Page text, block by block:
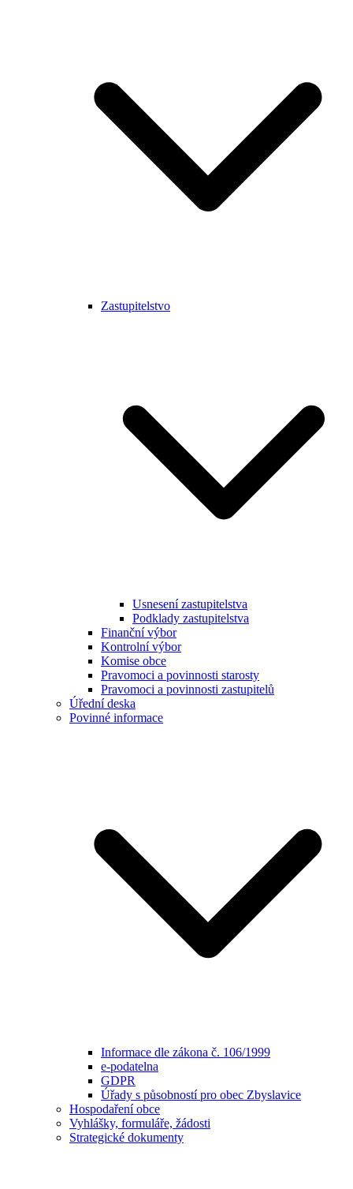
Zastupitelstvo
Usnesení zastupitelstva
Podklady zastupitelstva
Finanční výbor
Kontrolní výbor
Komise obce
Pravomoci a povinnosti starosty
Pravomoci a povinnosti zastupitelů
Úřední deska
Povinné informace
Informace dle zákona č. 106/1999
e-podatelna
GDPR
Úřady s působností pro obec Zbyslavice
Hospodaření obce
Vyhlášky, formuláře, žádosti
Strategické dokumenty